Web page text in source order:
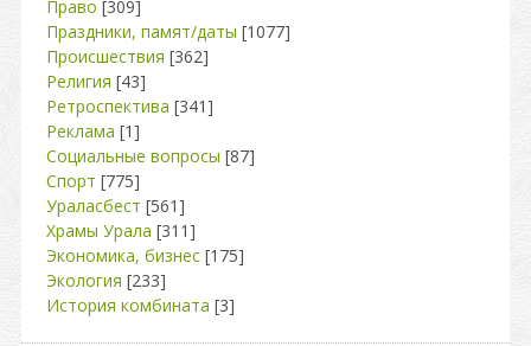
Право [309]
Праздники, памят/даты [1077]
Происшествия [362]
Религия [43]
Ретроспектива [341]
Реклама [1]
Социальные вопросы [87]
Спорт [775]
Ураласбест [561]
Храмы Урала [311]
Экономика, бизнес [175]
Экология [233]
История комбината [3]